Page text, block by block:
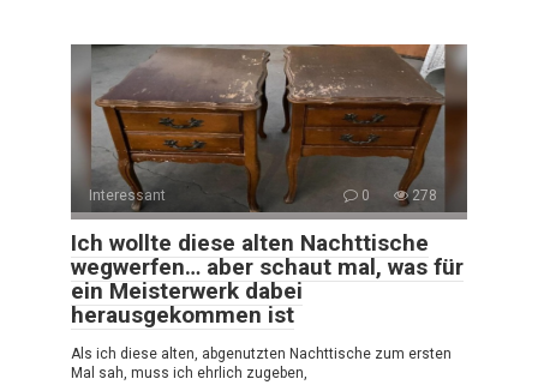
Interessant 0 278
Ich wollte diese alten Nachttische
wegwerfen… aber schaut mal, was für
ein Meisterwerk dabei
herausgekommen ist
Als ich diese alten, abgenutzten Nachttische zum ersten
Mal sah, muss ich ehrlich zugeben,